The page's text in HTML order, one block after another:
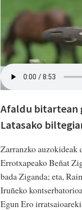
Afaldu bitartean
Latasako
Zarranzko auzokideak
Errotxapeako Beñat
bada Ziganda; eta,
Iruñeko
Egun Ero